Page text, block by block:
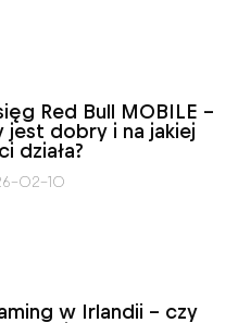
Red Bull MOBILE –
jest dobry i na jakiej
działa?
02-10
w Irlandii – czy